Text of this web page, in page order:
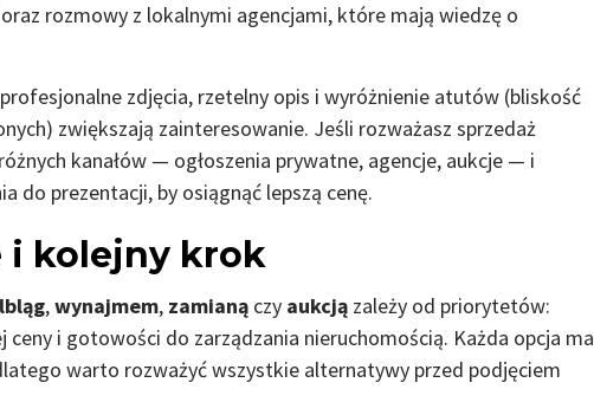
rozmowy z lokalnymi agencjami, które mają wiedzę o
zdjęcia, rzetelny opis i wyróżnienie atutów (bliskość
zwiększają zainteresowanie. Jeśli rozważasz sprzedaż
kanałów — ogłoszenia prywatne, agencje, aukcje — i
do prezentacji, by osiągnąć lepszą cenę.
i kolejny krok
,wynajmem, zamianą czy aukcją zależy od priorytetów:
i gotowości do zarządzania nieruchomością. Każda opcja ma
warto rozważyć wszystkie alternatywy przed podjęciem